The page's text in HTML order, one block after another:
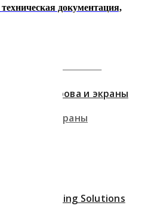
Острова и экраны
Острова и экраны
Knauf Ceiling Solutions
документация,